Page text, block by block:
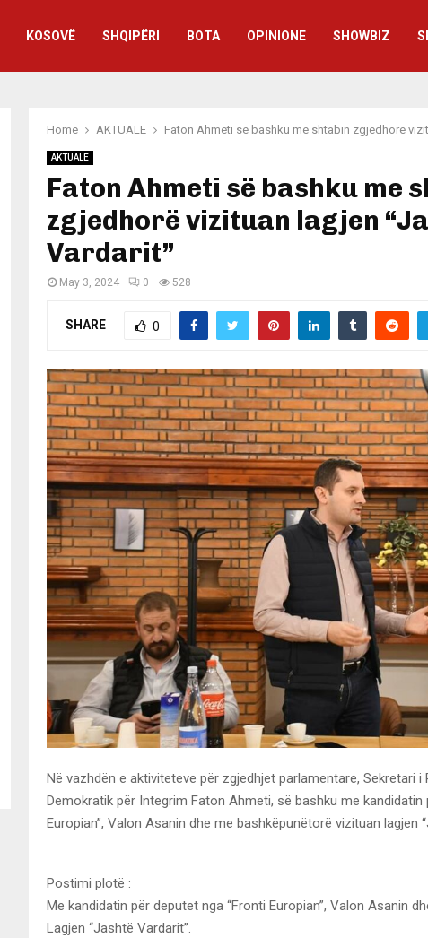
KOSOVË SHQIPËRI BOTA OPINIONE SHOWBIZ
Home AKTUALE Faton Ahmeti së bashku me shtabin zgjedhorë
AKTUALE
Faton Ahmeti së bashku me
zgjedhorë vizituan lagjen
Vardarit”
May 3, 2024 0 528
SHARE 0
Në vazhdën e aktiviteteve për zgjedhjet parlamentare, Sekretari
Demokratik për Integrim Faton Ahmeti, së bashku me kandidatin
Europian”, Valon Asanin dhe me bashkëpunëtorë vizituan lagjen
Postimi plotë :
Me kandidatin për deputet nga “Fronti Europian”, Valon Asanin
Lagjen “Jashtë Vardarit”.